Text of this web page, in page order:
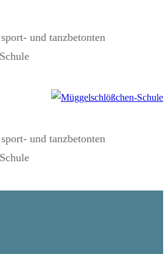
und tanzbetonten
und tanzbetonten